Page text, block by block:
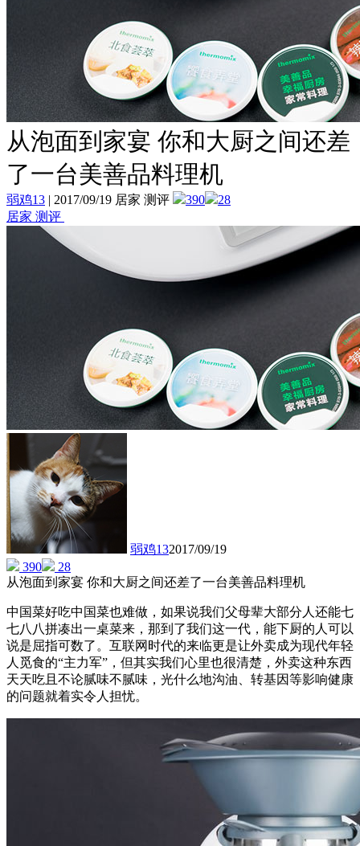
从泡面到家宴 你和大厨之间还差
了一台美善品料理机
弱鸡13 | 2017/09/19 居家 测评 390
28
居家 测评
弱鸡132017/09/19
390
28
从泡面到家宴 你和大厨之间还差了一台美善品料理机
中国菜好吃中国菜也难做，如果说我们父母辈大部分人还能七
七八八拼凑出一桌菜来，那到了我们这一代，能下厨的人可以
说是屈指可数了。互联网时代的来临更是让外卖成为现代年轻
人觅食的“主力军”，但其实我们心里也很清楚，外卖这种东西
天天吃且不论腻味不腻味，光什么地沟油、转基因等影响健康
的问题就着实令人担忧。